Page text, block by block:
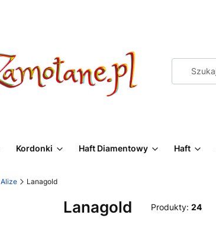
Kordonki Haft Diamentowy Haft
Alize Lanagold
Lanagold Produkty: 24